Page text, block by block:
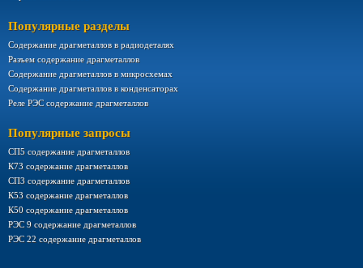
Популярные разделы
Содержание драгметаллов в радиодеталях
Разъем содержание драгметаллов
Содержание драгметаллов в микросхемах
Содержание драгметаллов в конденсаторах
Реле РЭС содержание драгметаллов
Популярные запросы
СП5 содержание драгметаллов
К73 содержание драгметаллов
СП3 содержание драгметаллов
К53 содержание драгметаллов
К50 содержание драгметаллов
РЭС 9 содержание драгметаллов
РЭС 22 содержание драгметаллов